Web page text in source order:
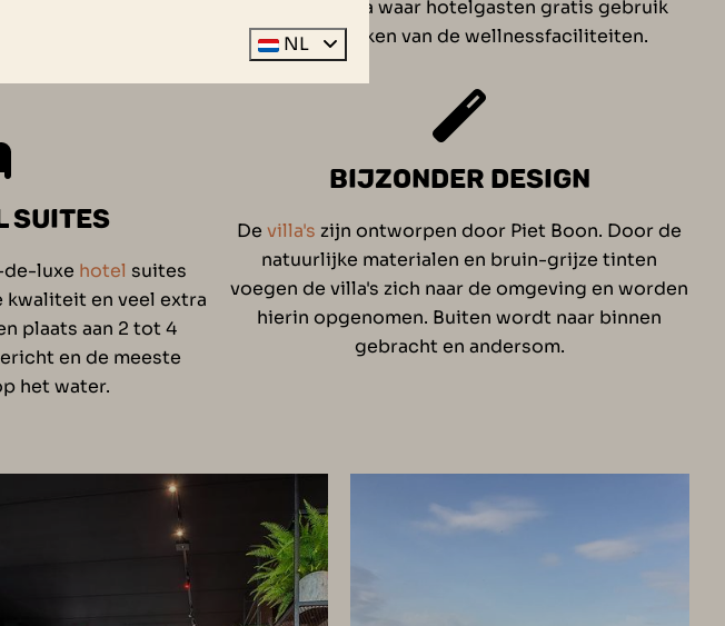
ontstond een
SUITES
de-luxe hotel suites
kwaliteit en veel extra
plaats aan 2 tot 4
en de meeste
het water.
wellness area waar hotelgasten gratis gebruik
mogen maken van de wellnessfaciliteiten.
BIJZONDER DESIGN
Devilla's zijn ontworpen door Piet Boon. Door de
natuurlijke materialen en bruin-grijze tinten
voegen de villa's zich naar de omgeving en worden
hierin opgenomen. Buiten wordt naar binnen
gebracht en andersom.
NL